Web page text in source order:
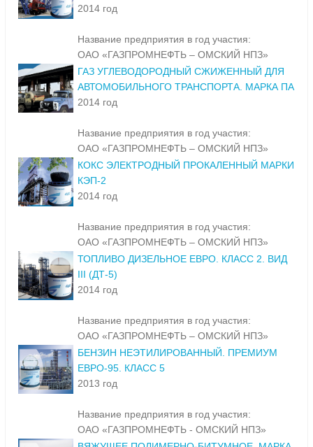
2014 год
Название предприятия в год участия:
ОАО «ГАЗПРОМНЕФТЬ – ОМСКИЙ НПЗ»
ГАЗ УГЛЕВОДОРОДНЫЙ СЖИЖЕННЫЙ ДЛЯ
АВТОМОБИЛЬНОГО ТРАНСПОРТА. МАРКА ПА
2014 год
Название предприятия в год участия:
ОАО «ГАЗПРОМНЕФТЬ – ОМСКИЙ НПЗ»
КОКС ЭЛЕКТРОДНЫЙ ПРОКАЛЕННЫЙ МАРКИ
КЭП-2
2014 год
Название предприятия в год участия:
ОАО «ГАЗПРОМНЕФТЬ – ОМСКИЙ НПЗ»
ТОПЛИВО ДИЗЕЛЬНОЕ ЕВРО. КЛАСС 2. ВИД
III (ДТ-5)
2014 год
Название предприятия в год участия:
ОАО «ГАЗПРОМНЕФТЬ – ОМСКИЙ НПЗ»
БЕНЗИН НЕЭТИЛИРОВАННЫЙ. ПРЕМИУМ
ЕВРО-95. КЛАСС 5
2013 год
Название предприятия в год участия:
ОАО «ГАЗПРОМНЕФТЬ - ОМСКИЙ НПЗ»